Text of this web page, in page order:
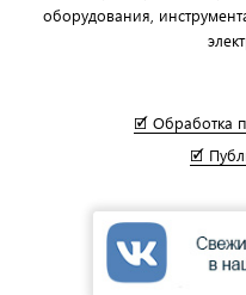
оборудования,
🗹 Обработка
🗹